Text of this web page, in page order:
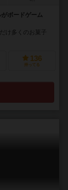
ボードゲーム
け多くのお菓子
136
持ってる